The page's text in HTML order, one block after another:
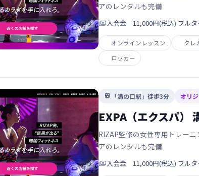
アのレンタルも完備
入会金 11,000円(税込) フル
オンラインレッスン クレ
ロッカー
 「溝の口駅」徒歩3分 オリ
EXPA（エクスパ）
RIZAP監修の女性専用トレー
アのレンタルも完備
入会金 11,000円(税込) フル